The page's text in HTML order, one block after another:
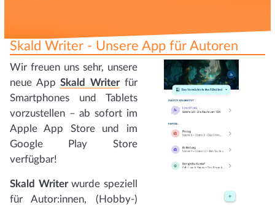
Skald Writer - Unsere App für Autoren
Wir freuen uns sehr, unsere
neue AppSkald Writerfür
Smartphones und Tablets
vorzustellen – ab sofort im
Apple App Store und im
Google Play Store
verfügbar!
Skald Writerwurde speziell
für Autor:innen, (Hobby-)